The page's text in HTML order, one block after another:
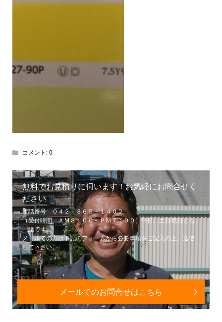
コメント:0
無料でお見積りに伺います！お気軽にお問合せく
ださい
電話番号 ０４２－３６５－１４０２
（受付時間 ＡＭ８：００～ＰＭ７：００）平日、土日祝日とも
一緒です。
メールでの方は下記のフォームから必要事項をご記入の上、送信
して下さい。
メールでのお問合せはこちら